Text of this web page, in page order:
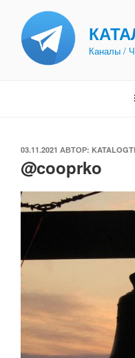
содержимому
Каналы /
ОПУБЛИКОВАНО
03.11.2021 АВТОР:
@cooprko